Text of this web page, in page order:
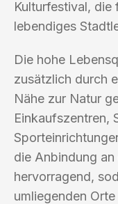
Kulturfestival, die
lebendiges
Die hohe
zusätzlich durch
Nähe zur Natur
Einkaufszentren,
die Anbindung
hervorragend,
umliegenden